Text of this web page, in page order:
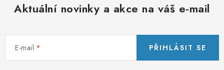
Aktuální novinky a akce na váš e-mail
E-mail PŘIHLÁSIT SE